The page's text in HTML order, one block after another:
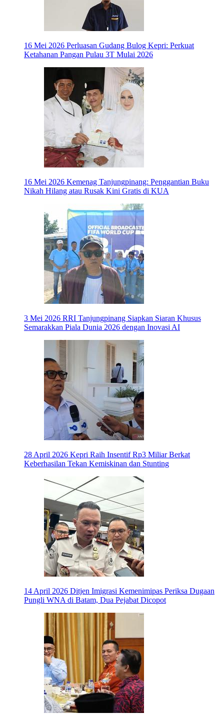
16 Mei 2026 Perluasan Gudang Bulog Kepri: Perkuat
Ketahanan Pangan Pulau 3T Mulai 2026
16 Mei 2026 Kemenag Tanjungpinang: Penggantian Buku
Nikah Hilang atau Rusak Kini Gratis di KUA
3 Mei 2026 RRI Tanjungpinang Siapkan Siaran Khusus
Semarakkan Piala Dunia 2026 dengan Inovasi AI
28 April 2026 Kepri Raih Insentif Rp3 Miliar Berkat
Keberhasilan Tekan Kemiskinan dan Stunting
14 April 2026 Ditjen Imigrasi Kemenimipas Periksa Dugaan
Pungli WNA di Batam, Dua Pejabat Dicopot